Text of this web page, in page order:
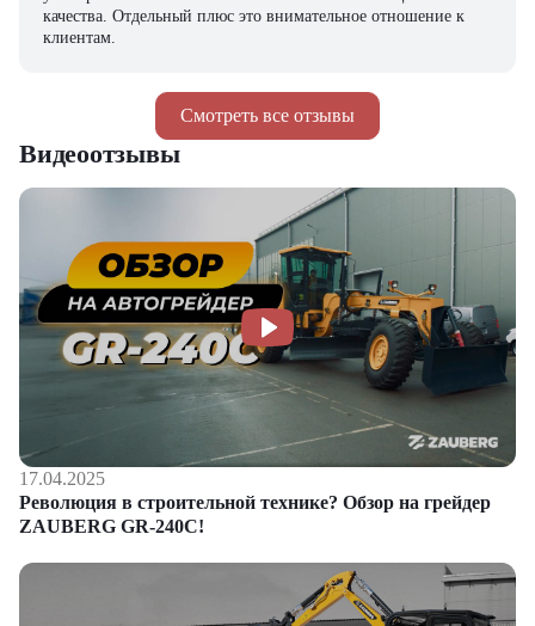
Смотреть все отзывы
качества. Отдельный плюс это внимательное отношение к
клиентам.
Видеоотзывы
17.04.2025
Революция в строительной технике? Обзор на грейдер
ZAUBERG GR-240C!